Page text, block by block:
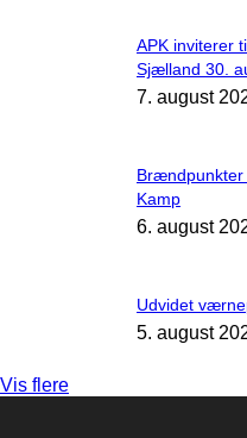
APK inviterer
Sjælland 30.
7. august
Brændpunkter
Kamp
6. august
Udvidet
5. august
Vis flere